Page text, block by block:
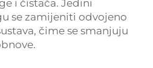
i čistača. Jedini
se zamijeniti odvojeno
čime se smanjuju